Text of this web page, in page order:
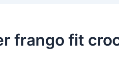
frango fit